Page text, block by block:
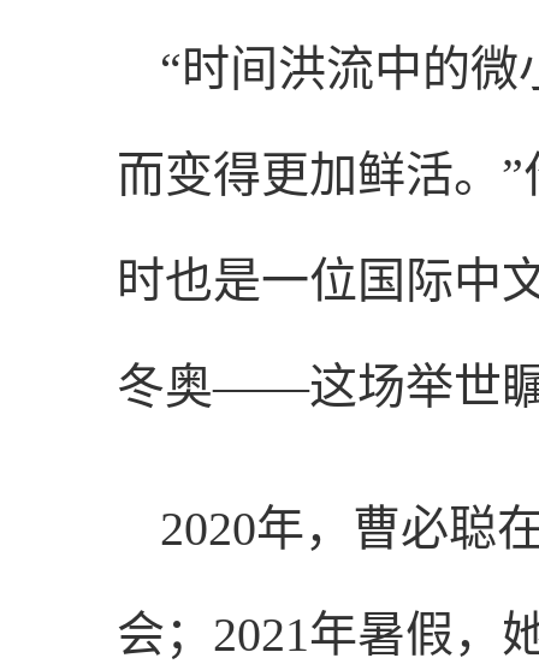
“时间洪流中的
而变得更加鲜活。
时也是一位国际中
冬奥——这场举世
2020年，曹必聪
会；2021年暑假，